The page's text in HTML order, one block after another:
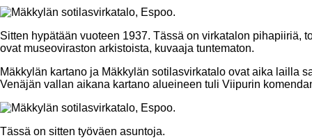
Sitten hypätään vuoteen 1937. Tässä on virkatalon pihapiiriä,
ovat museoviraston arkistoista, kuvaaja tuntematon.
Mäkkylän kartano ja Mäkkylän sotilasvirkatalo ovat aika lailla
Venäjän vallan aikana kartano alueineen tuli Viipurin
Tässä on sitten työväen asuntoja.